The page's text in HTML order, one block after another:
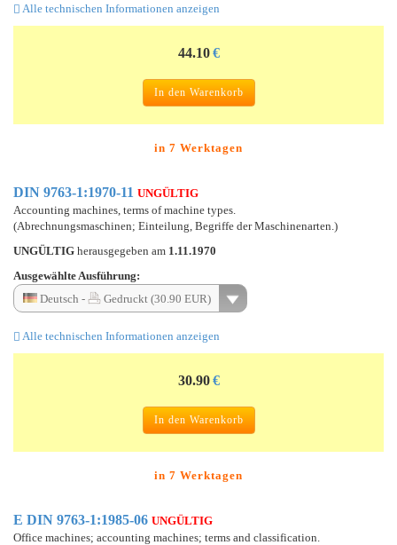
Alle technischen Informationen anzeigen
44.10 €
In den Warenkorb
in 7 Werktagen
DIN 9763-1:1970-11 UNGÜLTIG
Accounting machines, terms of machine types.
(Abrechnungsmaschinen; Einteilung, Begriffe der Maschinenarten.)
UNGÜLTIG herausgegeben am 1.11.1970
Ausgewählte Ausführung:
Deutsch -
Gedruckt (30.90 EUR)
Alle technischen Informationen anzeigen
30.90 €
In den Warenkorb
in 7 Werktagen
E DIN 9763-1:1985-06 UNGÜLTIG
Office machines; accounting machines; terms and classification.